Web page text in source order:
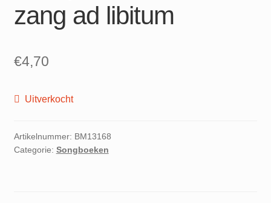
zang ad libitum
€4,70
Uitverkocht
Artikelnummer: BM13168
Categorie: Songboeken